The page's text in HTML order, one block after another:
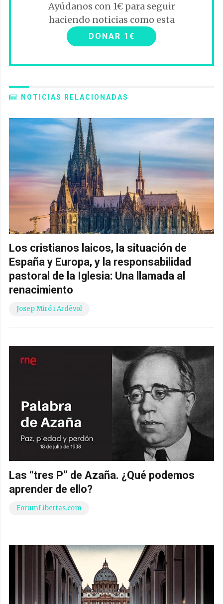
Ayúdanos con 1€ para seguir
haciendo noticias como esta
DONAR 1€
NOTICIAS RELACIONADAS
Los cristianos laicos, la situación de
España y Europa, y la responsabilidad
pastoral de la Iglesia: Una llamada al
renacimiento
Josep Miró i Ardèvol
Las “tres P” de Azaña. ¿Qué podemos
aprender de ello?
ForumLibertas.com